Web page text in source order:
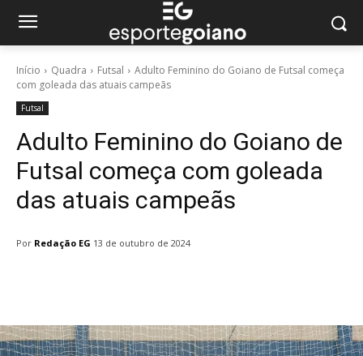
Início Quadra Futsal
Adulto Feminino do Goiano de Futsal começa
com goleada das atuais campeãs
Futsal
Adulto Feminino do Goiano de
Futsal começa com goleada
das atuais campeãs
Por Redação EG 13 de outubro de 2024